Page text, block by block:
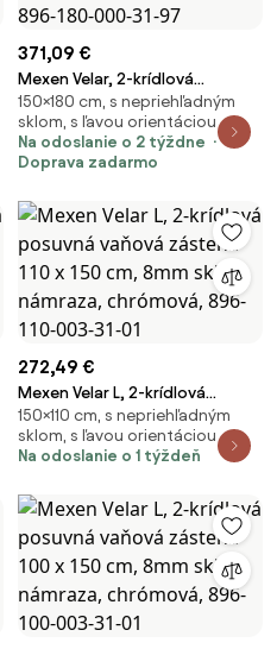
371,09 €
Mexen Velar, 2-krídlová
posuvná vaňová zástena 180 x
150 cm, 8mm sklo námraza,
brúsená oceľ, 896-180-000-31-
150×180 cm, s nepriehľadným
sklom, s ľavou orientáciou
Na odoslanie o 2 týždne
Doprava zadarmo
272,49 €
Mexen Velar L, 2-krídlová
posuvná vaňová zástena 110 x
150 cm, 8mm sklo námraza,
chrómová, 896-110-003-31-01
150×110 cm, s nepriehľadným
sklom, s ľavou orientáciou
Na odoslanie o 1 týždeň